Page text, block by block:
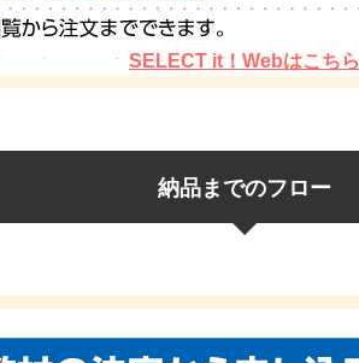
SELECT it！Webはこちら
納品までのフロー